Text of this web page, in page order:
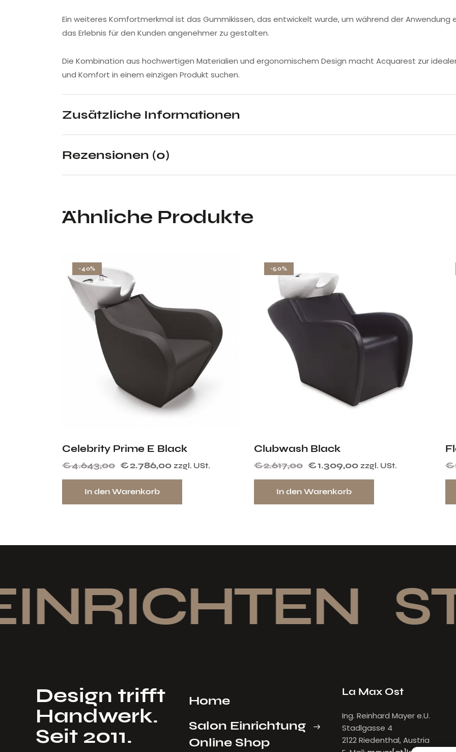
Ein weiteres Komfortmerkmal ist das Gummikissen, das entwickelt wurde, um während der
das Erlebnis für den Kunden angenehmer zu gestalten.
Die Kombination aus hochwertigen Materialien und ergonomischem Design macht Acquarest zur
und Komfort in einem einzigen Produkt suchen.
Zusätzliche Informationen
Rezensionen (0)
Ähnliche Produkte
-40%
Celebrity Prime E Black
€4.643,00 €2.786,00 zzgl. USt.
In den Warenkorb
-50%
Clubwash Black
€2.617,00 €1.309,00 zzgl. USt.
In den Warenkorb
€
Design trifft
Handwerk.
Seit 2011.
Home
Salon Einrichtung
Online Shop
La Max Ost
Ing. Reinhard Mayer e.U.
Stadlgasse 4
2122 Riedenthal, Austria